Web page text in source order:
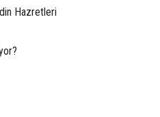
Hazretleri